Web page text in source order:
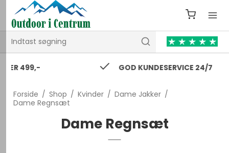
GOD KUNDESERVICE 24/7
Forside / Shop / Kvinder / Dame Jakker /
Dame Regnsæt
Dame Regnsæt